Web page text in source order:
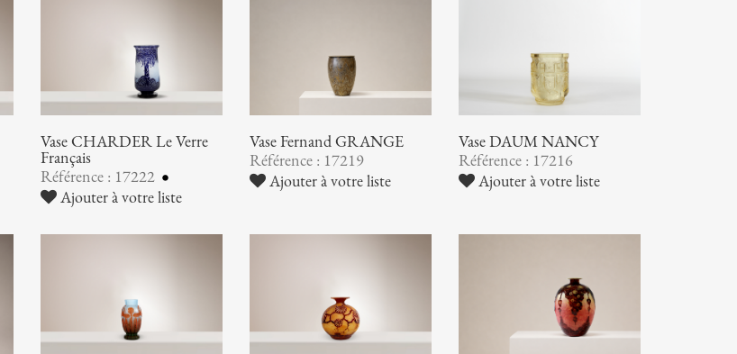
Vase CHARDER Le Verre
Français
Référence : 17222
Ajouter à votre liste
Vase Fernand GRANGE
Référence : 17219
Ajouter à votre liste
Vase DAUM NANCY
Référence : 17216
Ajouter à votre liste